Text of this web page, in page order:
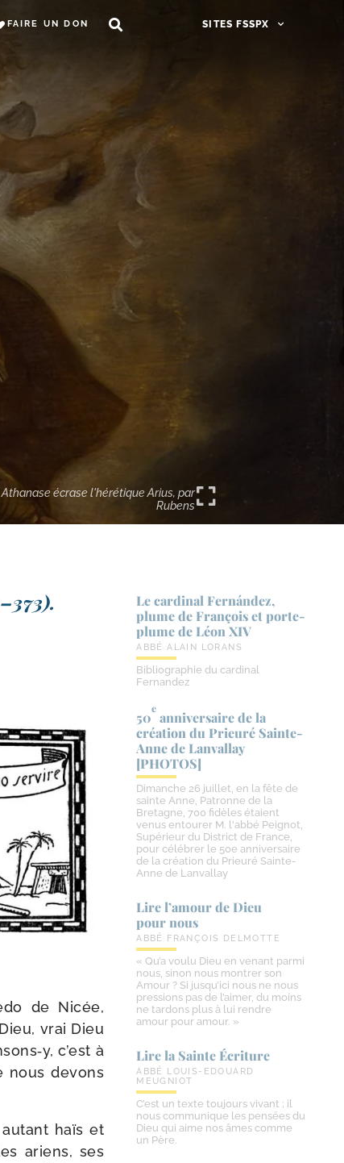
FAIRE UN DON SITES FSSPX
écrase l'hérétique Arius, par
Rubens
de Nicée,
vrai Dieu
c’est à
nous devons
haïs et
ariens, ses
Le cardinal Fernández,
plume de François et porte-​
plume de Léon XIV
ABBÉ ALAIN LORANS
Bibliographie du cardinal
Fernandez
50
e
anniversaire de la
création du Prieuré Sainte-​
Anne de Lanvallay
[PHOTOS]
Dimanche 26 juillet, en la fête de
sainte Anne, Patronne de la
Bretagne, 700 fidèles étaient
venus entourer M. l'abbé Peignot,
Supérieur du District de France,
pour célébrer le 50e anniversaire
de la création du Prieuré Sainte-
Anne de Lanvallay
Lire l’amour de Dieu
pour nous
ABBÉ FRANÇOIS DELMOTTE
« Qu’a voulu Dieu en venant parmi
nous, sinon nous montrer son
Amour ? Si jusqu’ici nous ne nous
pressions pas de l’aimer, du moins
ne tardons plus à lui rendre
amour pour amour. »
Lire la Sainte Écriture
ABBÉ LOUIS-EDOUARD
MEUGNIOT
C’est un texte toujours vivant ; il
nous communique les pensées du
Dieu qui aime nos âmes comme
un Père.